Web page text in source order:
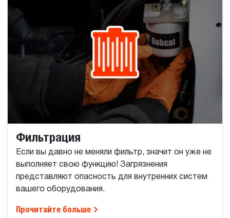
Фильтрация
Если вы давно не меняли фильтр, значит он уже не
выполняет свою функцию! Загрязнения
представляют опасность для внутренних систем
вашего оборудования.
Прочитайте больше